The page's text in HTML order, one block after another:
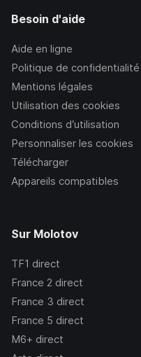
Besoin d'aide
Aide en ligne
Politique de confidentialité
Mentions légales
Utilisation des cookies
Conditions d’utilisation
Personnaliser les cookies
Télécharger
Appareils compatibles
Sur Molotov
TF1 direct
France 2 direct
France 3 direct
France 5 direct
M6+ direct